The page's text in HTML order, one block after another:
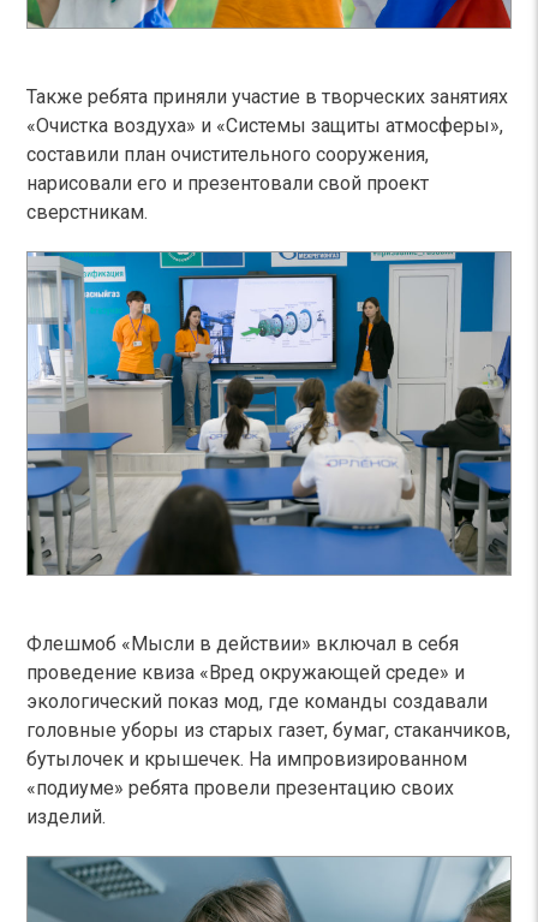
Также ребята приняли участие в творческих занятиях
«Очистка воздуха» и «Системы защиты атмосферы»,
составили план очистительного сооружения,
нарисовали его и презентовали свой проект
сверстникам.
Флешмоб «Мысли в действии» включал в себя
проведение квиза «Вред окружающей среде» и
экологический показ мод, где команды создавали
головные уборы из старых газет, бумаг, стаканчиков,
бутылочек и крышечек. На импровизированном
«подиуме» ребята провели презентацию своих
изделий.